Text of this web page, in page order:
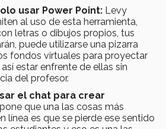
usar Power Point: Levy
al uso de esta herramienta,
letras o dibujos propios, tus
puede utilizarse una pizarra
fondos virtuales para proyectar
estar enfrente de ellas sin
del profesor.
el chat para crear
que una las cosas más
línea es que se pierde ese sentido